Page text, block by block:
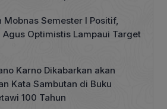
Mobnas Semester I Positif,
Agus Optimistis Lampaui Target
Karno Dikabarkan akan
Kata Sambutan di Buku
100 Tahun